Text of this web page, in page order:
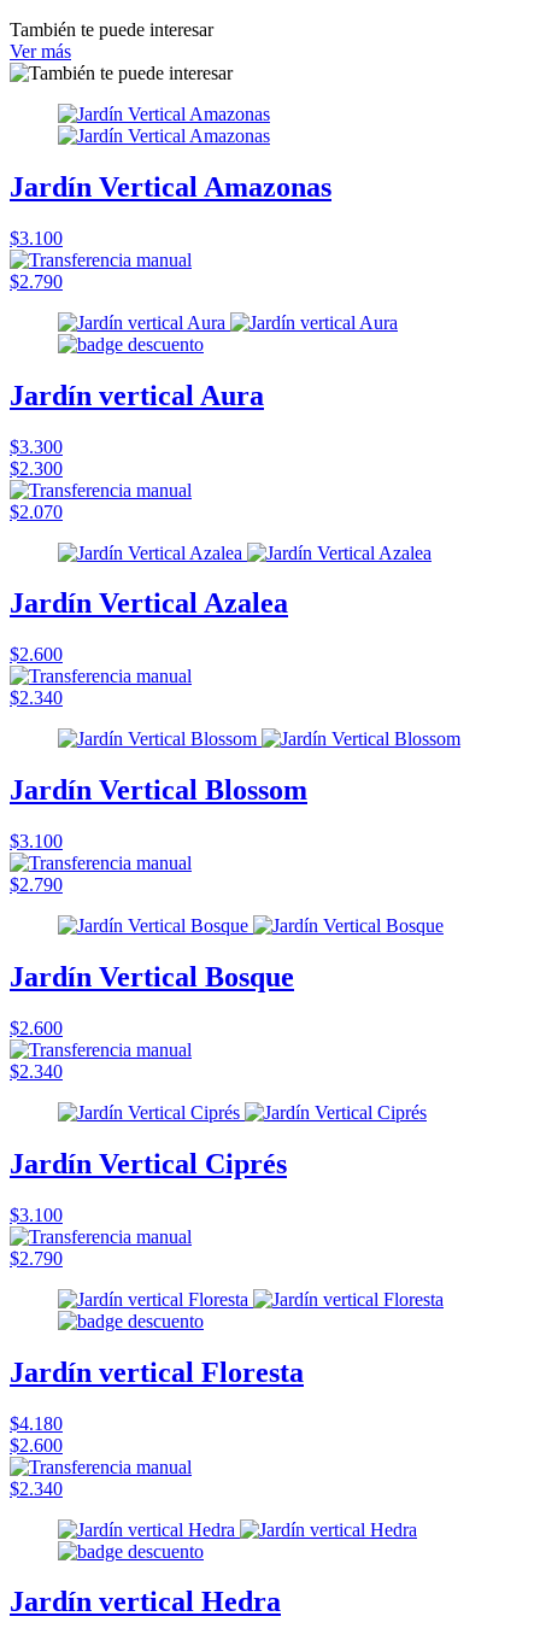
También te puede interesar
Ver más
Jardín Vertical Amazonas
$3.100
$2.790
Jardín vertical Aura
$3.300
$2.300
$2.070
Jardín Vertical Azalea
$2.600
$2.340
Jardín Vertical Blossom
$3.100
$2.790
Jardín Vertical Bosque
$2.600
$2.340
Jardín Vertical Ciprés
$3.100
$2.790
Jardín vertical Floresta
$4.180
$2.600
$2.340
Jardín vertical Hedra